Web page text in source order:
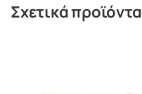
Σχετικά προϊόντα